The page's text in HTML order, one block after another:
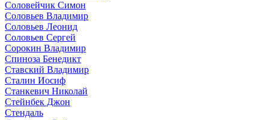
Соловейчик Симон
Соловьев Владимир
Соловьев Леонид
Соловьев Сергей
Сорокин Владимир
Спиноза Бенедикт
Ставский Владимир
Сталин Иосиф
Станкевич Николай
Стейнбек Джон
Стендаль